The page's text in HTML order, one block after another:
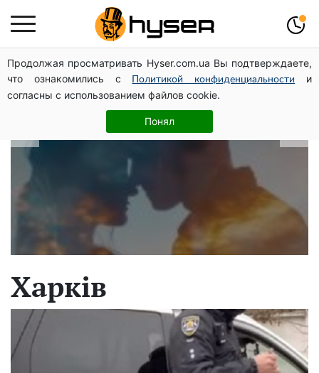
Продолжая просматривать Hyser.com.ua Вы подтверждаете,
что ознакомились с
Политикой конфиденциальности
и
согласны с использованием файлов cookie.
Понял
В які дати народжуються найвірніші
чоловіки: краще одразу перевірити,
щоб потім не страждати
Харків